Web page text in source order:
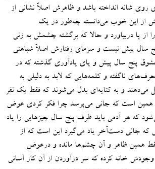
روی شانه انداخته باشد و ظاهرش اصلاً نشانی از
از این خوب می‌دانسته چه‌طور در یک
از پا دربیاورد و حالا که برگشته چشمش به زنی
پنج سال پیش نیست و سرمای رفتارش اصلاً شباهتی
پنج سال پیش و پای یادآوری گذشته که در
ناگفته و کلمه‌هایی که لابد به دلیلی به
می‌دهند و به کنایه‌ای بدل می‌شوند که فقط یک نفر
و همین است که جانی می‌پرسد چرا فکر کردی عوض
که هر آدمی باید ظرف پنج سال چیزهایی را یاد
که جانی دست‌آخر یاد می‌گیرد این است که از
همین ظاهر و آن چشم‌ها مانده و درعوض
خانه کرده که سر درآوردن از آن کار آسانی